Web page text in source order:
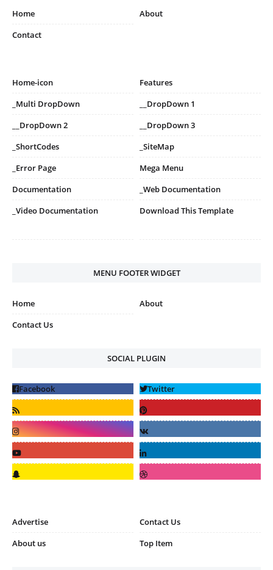
Home
About
Contact
Home-icon
Features
_Multi DropDown
__DropDown 1
__DropDown 2
__DropDown 3
_ShortCodes
_SiteMap
_Error Page
Mega Menu
Documentation
_Web Documentation
_Video Documentation
Download This Template
MENU FOOTER WIDGET
Home
About
Contact Us
SOCIAL PLUGIN
Advertise
Contact Us
About us
Top Item